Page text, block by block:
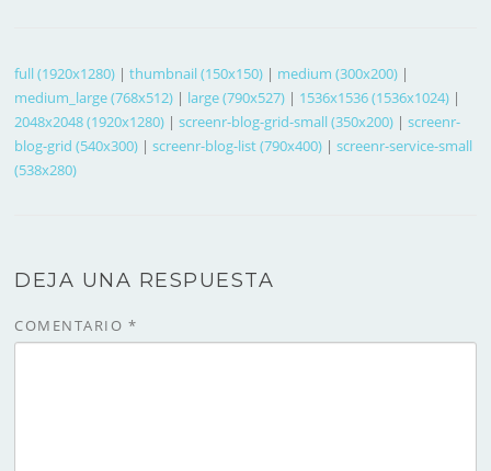
full (1920x1280) |thumbnail (150x150) | medium (300x200) |
medium_large (768x512) | large (790x527) | 1536x1536 (1536x1024) |
2048x2048 (1920x1280) |screenr-blog-grid-small (350x200) |screenr-
blog-grid (540x300) |screenr-blog-list (790x400) |screenr-service-small
(538x280)
DEJA UNA RESPUESTA
COMENTARIO *